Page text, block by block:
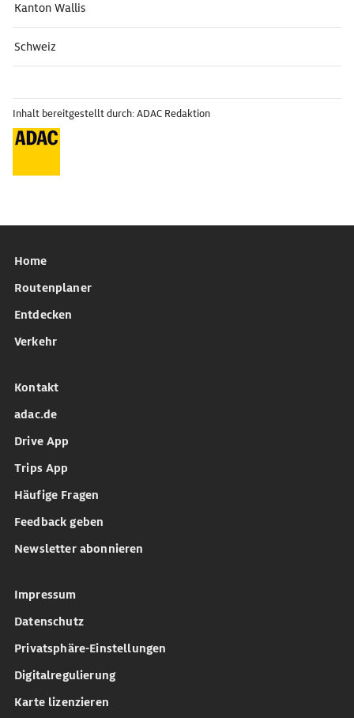
Kanton Wallis
Schweiz
Inhalt bereitgestellt durch: ADAC Redaktion
Home
Routenplaner
Entdecken
Verkehr
Kontakt
adac.de
Drive App
Trips App
Häufige Fragen
Feedback geben
Newsletter abonnieren
Impressum
Datenschutz
Privatsphäre-Einstellungen
Digitalregulierung
Karte lizenzieren